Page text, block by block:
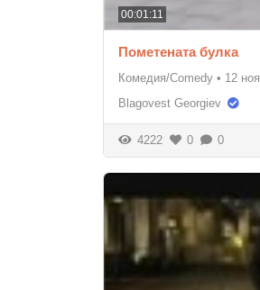
00:01:11
Пометената булка
Комедия/Comedy • 12
Blagovest Georgiev
4222 0 0